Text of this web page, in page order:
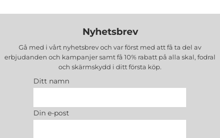
Nyhetsbrev
Gå med i vårt nyhetsbrev och var först med att få ta del av
erbjudanden och kampanjer samt få 10% rabatt på alla skal, fodral
och skärmskydd i ditt första köp.
Ditt namn
Din e-post